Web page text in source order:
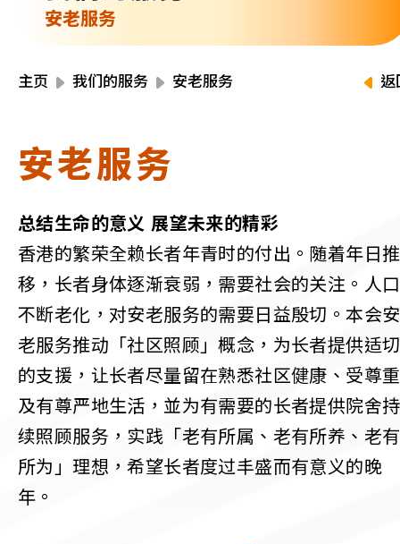
安老服务
主页 我们的服务 安老服务 返
安老服务
总结生命的意义 展望未来的精彩
香港的繁荣全赖长者年青时的付出。随着年日推
移，长者身体逐渐衰弱，需要社会的关注。人口
不断老化，对安老服务的需要日益殷切。本会安
老服务推动「社区照顾」概念，为长者提供适切
的支援，让长者尽量留在熟悉社区健康、受尊重
及有尊严地生活，並为有需要的长者提供院舍持
续照顾服务，实践「老有所属、老有所养、老有
所为」理想，希望长者度过丰盛而有意义的晚
年。
活动报名
同为世界添笑脸
曲/编曲：郭盖愆 监制：谭子舜